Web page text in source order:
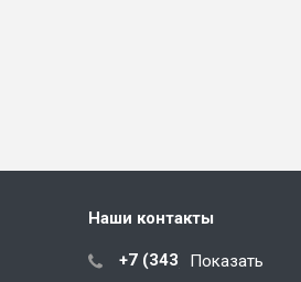
Наши контакты
+7 (343) 288-07-25
Показать